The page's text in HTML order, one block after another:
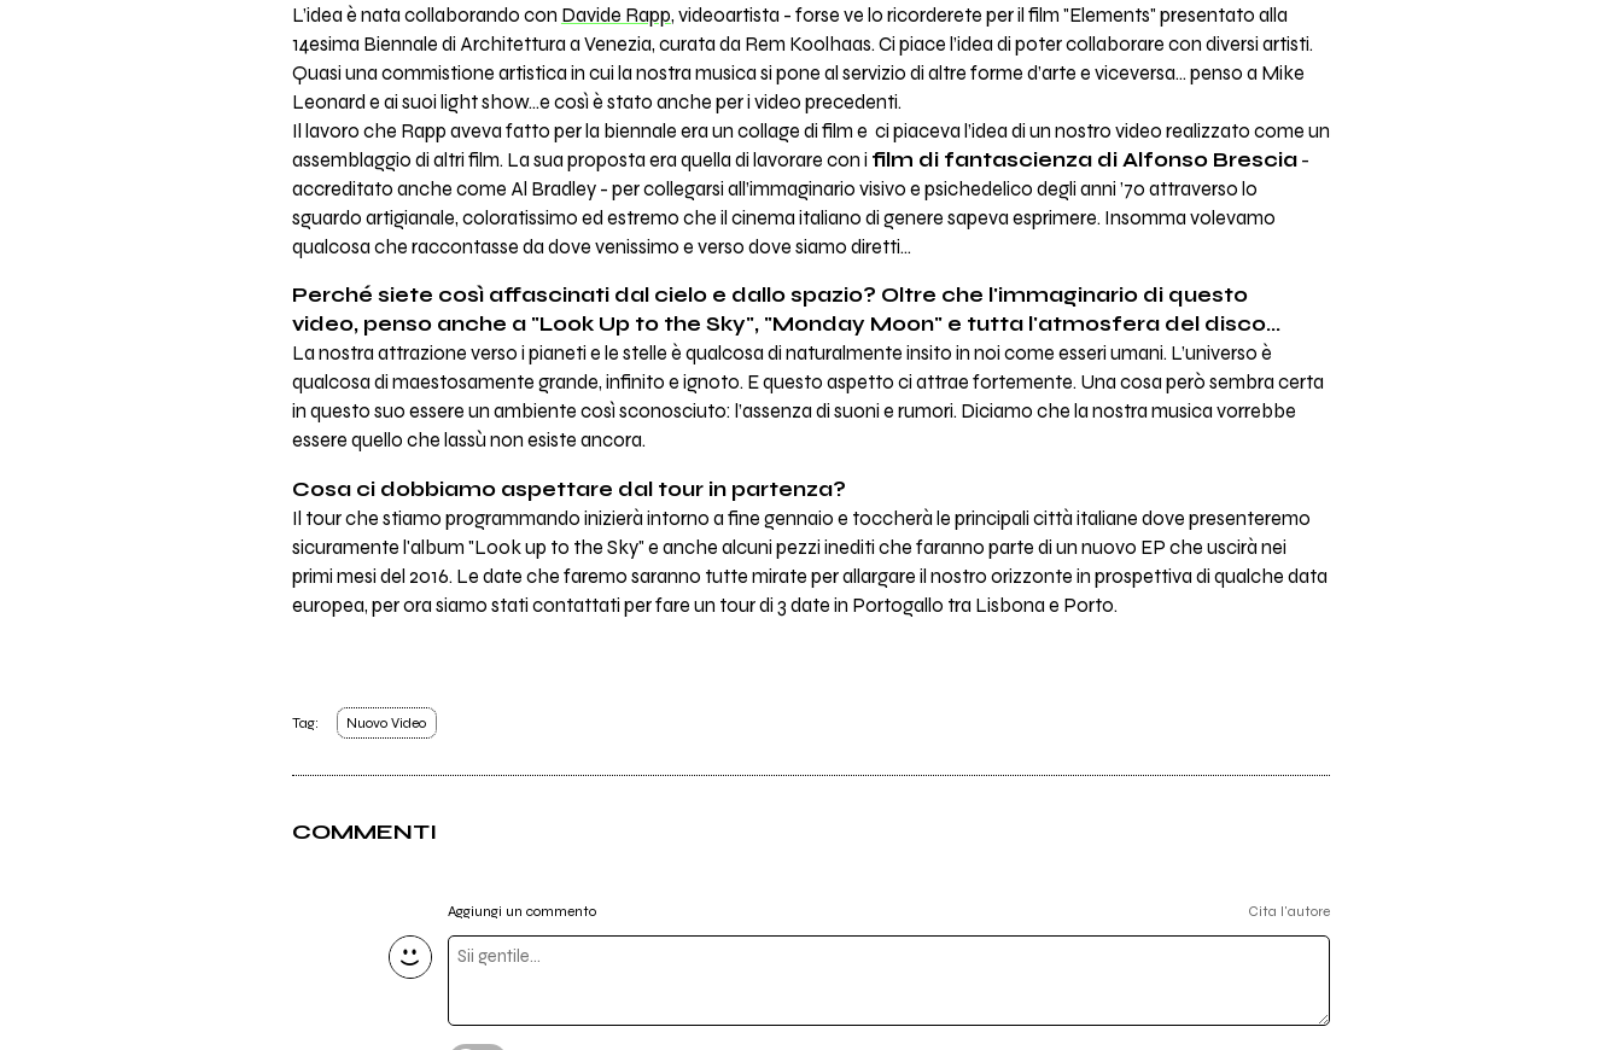
L’idea è nata collaborando con Davide Rapp, videoartista - forse ve lo ricorderete per il film "Elements" presentato alla
14esima Biennale di Architettura a Venezia, curata da Rem Koolhaas. Ci piace l’idea di poter collaborare con diversi artisti.
Quasi una commistione artistica in cui la nostra musica si pone al servizio di altre forme d’arte e viceversa... penso a Mike
Leonard e ai suoi light show...e così è stato anche per i video precedenti.
Il lavoro che Rapp aveva fatto per la biennale era un collage di film e ci piaceva l’idea di un nostro video realizzato come un
assemblaggio di altri film. La sua proposta era quella di lavorare con i film di fantascienza di Alfonso Brescia-
accreditato anche come Al Bradley - per collegarsi all’immaginario visivo e psichedelico degli anni ’70 attraverso lo
sguardo artigianale, coloratissimo ed estremo che il cinema italiano di genere sapeva esprimere. Insomma volevamo
qualcosa che raccontasse da dove venissimo e verso dove siamo diretti...
Perché siete così affascinati dal cielo e dallo spazio? Oltre che l'immaginario di questo
video, penso anche a "Look Up to the Sky", "Monday Moon" e tutta l'atmosfera del disco...
La nostra attrazione verso i pianeti e le stelle è qualcosa di naturalmente insito in noi come esseri umani. L’universo è
qualcosa di maestosamente grande, infinito e ignoto. E questo aspetto ci attrae fortemente. Una cosa però sembra certa
in questo suo essere un ambiente così sconosciuto: l’assenza di suoni e rumori. Diciamo che la nostra musica vorrebbe
essere quello che lassù non esiste ancora.
Cosa ci dobbiamo aspettare dal tour in partenza?
Il tour che stiamo programmando inizierà intorno a fine gennaio e toccherà le principali città italiane dove presenteremo
sicuramente l'album "Look up to the Sky" e anche alcuni pezzi inediti che faranno parte di un nuovo EP che uscirà nei
primi mesi del 2016. Le date che faremo saranno tutte mirate per allargare il nostro orizzonte in prospettiva di qualche data
europea, per ora siamo stati contattati per fare un tour di 3 date in Portogallo tra Lisbona e Porto.
Tag: Nuovo Video
COMMENTI
Aggiungi un commento Cita l'autore